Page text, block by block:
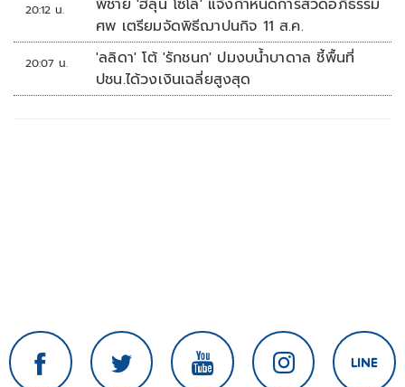
20:12 น.
พี่ชาย 'ฮลุน โซโล่' แจ้งกำหนดการสวดอภิธรรม
ศพ เตรียมจัดพิธีฌาปนกิจ 11 ส.ค.
20:07 น.
'ลลิดา' โต้ 'รักชนก' ปมงบน้ำบาดาล ชี้พื้นที่
ปชน.ได้วงเงินเฉลี่ยสูงสุด